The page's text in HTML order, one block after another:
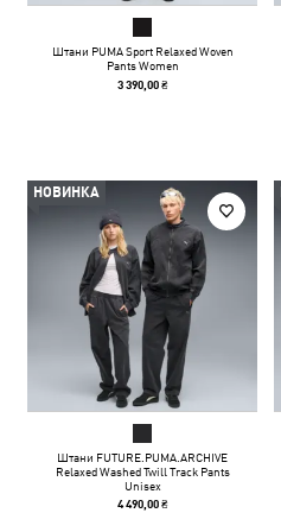
Штани PUMA Sport Relaxed Woven
Pants Women
3 390,00 ₴
НОВИНКА
Штани FUTURE.PUMA.ARCHIVE
Relaxed Washed Twill Track Pants
Unisex
4 490,00 ₴